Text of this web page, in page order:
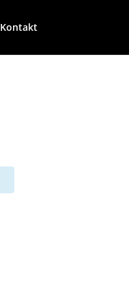
Kontakt